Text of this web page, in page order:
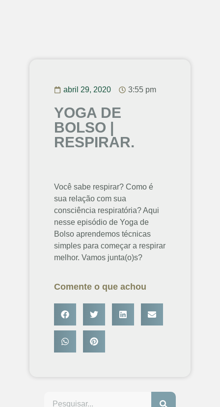
abril 29, 2020 3:55 pm
YOGA DE
BOLSO |
RESPIRAR.
Você sabe respirar? Como é
sua relação com sua
consciência respiratória? Aqui
nesse episódio de Yoga de
Bolso aprendemos técnicas
simples para começar a respirar
melhor. Vamos junta(o)s?
Comente o que achou